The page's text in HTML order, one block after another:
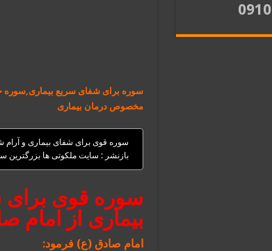
سوره برای شفای سریع بیماری,سوره
مخصوص درمان بیماری
سوره قوی برای شفای بیماری و آرام
بازنشر : سایت ملکوتی ها بزرگترین
سوره قوی برای
بیماری از امام
امام صادق (ع) فرمود: